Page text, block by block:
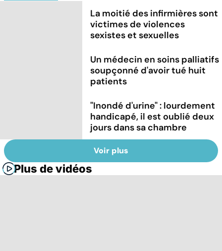
La moitié des infirmières sont
victimes de violences
sexistes et sexuelles
Un médecin en soins palliatifs
soupçonné d'avoir tué huit
patients
"Inondé d'urine" : lourdement
handicapé, il est oublié deux
jours dans sa chambre
Voir plus
Plus de vidéos